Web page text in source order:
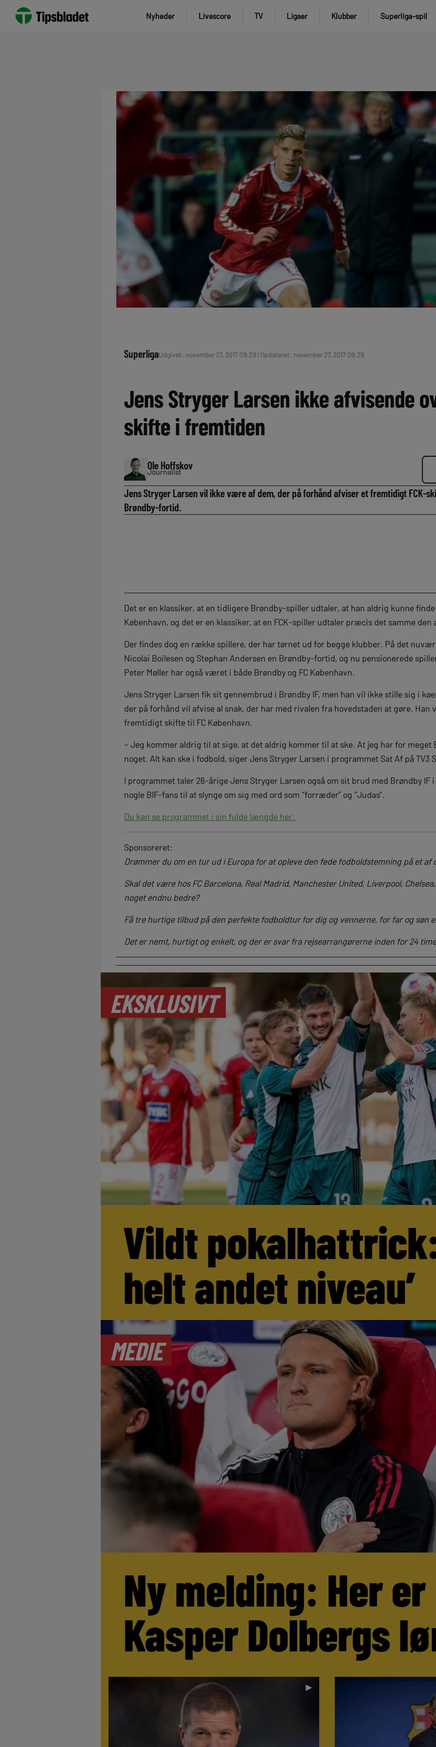
Nyheder Livescore TV Ligaer Klubber Superliga-spil
SuperligaUdgivet: november 27, 2017 09:29 | Opdateret: november 27, 2017 09:29
Jens Stryger Larsen ikke afvisende
skifte i fremtiden
Ole Hoffskov
Journalist
Jens Stryger Larsen vil ikke være af dem, der på forhånd afviser et fremtidigt FCK-
Brøndby-fortid.
Det er en klassiker, at en tidligere Brøndby-spiller udtaler, at han aldrig kunne
København, og det er en klassiker, at en FCK-spiller udtaler præcis det samme den
Der findes dog en række spillere, der har tørnet ud for begge klubber. På det
Nicolai Boilesen og Stephan Andersen en Brøndby-fortid, og nu pensionerede
Peter Møller har også været i både Brøndby og FC København.
Jens Stryger Larsen fik sit gennembrud i Brøndby IF, men han vil ikke stille sig i
der på forhånd vil afvise al snak, der har med rivalen fra hovedstaden at gøre. Han
fremtidigt skifte til FC København.
– Jeg kommer aldrig til at sige, at det aldrig kommer til at ske. At jeg har for meget
noget. Alt kan ske i fodbold, siger Jens Stryger Larsen i programmet Sat Af på TV3
I programmet taler 26-årige Jens Stryger Larsen også om sit brud med Brøndby IF
nogle BIF-fans til at slynge om sig med ord som “forræder” og “Judas”.
Du kan se programmet i sin fulde længde her.
Sponsoreret:
Drømmer du om en tur ud i Europa for at opleve den fede fodboldstemning på et af
Skal det være hos FC Barcelona, Real Madrid, Manchester United, Liverpool,
noget endnu bedre?
Få tre hurtige tilbud på den perfekte fodboldtur for dig og vennerne, for far og søn
Det er nemt, hurtigt og enkelt, og der er svar fra rejsearrangørerne inden for 24
EKSKLUSIVT
Vildt
helt andet niveau’
MEDIE
Ny melding: Her er
Kasper Dolbergs
►